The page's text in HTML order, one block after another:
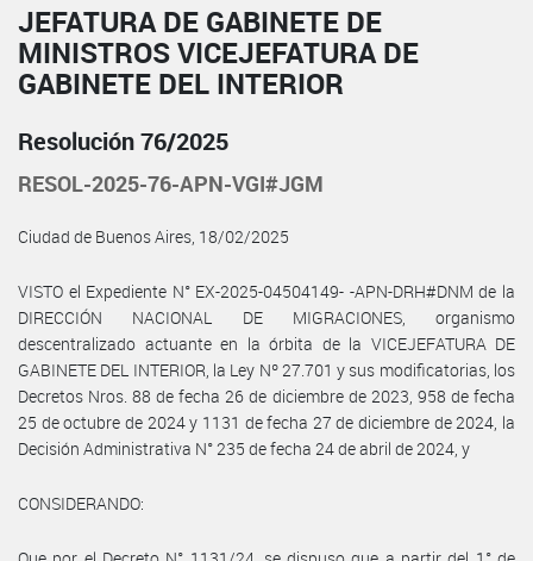
JEFATURA DE GABINETE DE
MINISTROS VICEJEFATURA DE
GABINETE DEL INTERIOR
Resolución 76/2025
RESOL-2025-76-APN-VGI#JGM
Ciudad de Buenos Aires, 18/02/2025
VISTO el Expediente N° EX-2025-04504149- -APN-DRH#DNM de la
DIRECCIÓN NACIONAL DE MIGRACIONES, organismo
descentralizado actuante en la órbita de la VICEJEFATURA DE
GABINETE DEL INTERIOR, la Ley Nº 27.701 y sus modificatorias, los
Decretos Nros. 88 de fecha 26 de diciembre de 2023, 958 de fecha
25 de octubre de 2024 y 1131 de fecha 27 de diciembre de 2024, la
Decisión Administrativa N° 235 de fecha 24 de abril de 2024, y
CONSIDERANDO: